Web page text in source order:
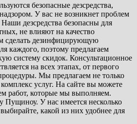
безопасные дезсредства,
У вас не возникнет проблем
дезсредства безопасны для
не влияют на качество
сделать дезинфицирующую
каждого, поэтому предлагаем
систему скидок. Консультационное
на всех этапах, от первого
Мы предлагаем не только
услуг. На сайте вы можете
работ, которые мы выполняем.
Пущиноу. У нас имеется несколько
какой из них удобнее для